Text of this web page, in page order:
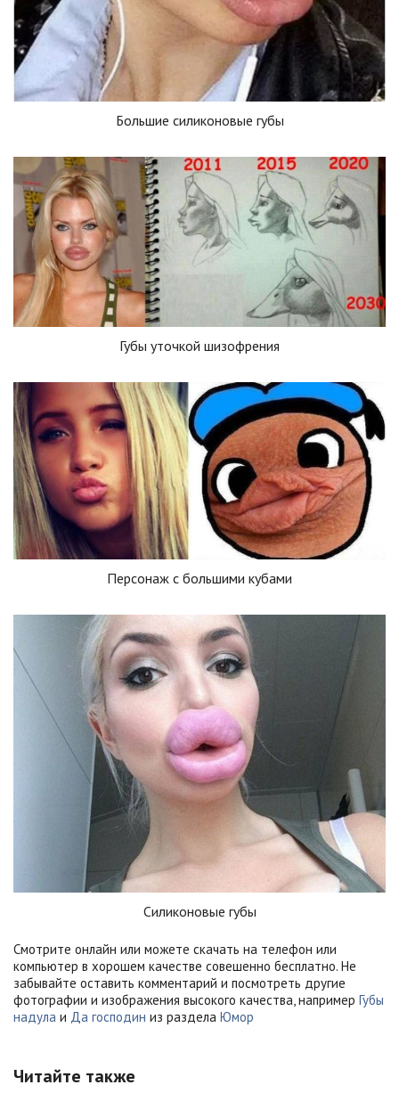
Большие силиконовые губы
Губы уточкой шизофрения
Персонаж с большими кубами
Силиконовые губы
Смотрите онлайн или можете скачать на телефон или
компьютер в хорошем качестве совешенно бесплатно. Не
забывайте оставить комментарий и посмотреть другие
фотографии и изображения высокого качества, например Губы
надула и Да господин из раздела Юмор
Читайте также